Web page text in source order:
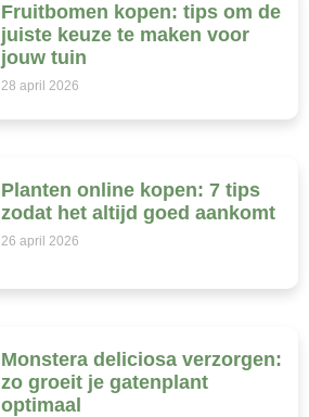
Fruitbomen kopen: tips om de
juiste keuze te maken voor
jouw tuin
28 april 2026
Planten online kopen: 7 tips
zodat het altijd goed aankomt
26 april 2026
Monstera deliciosa verzorgen:
zo groeit je gatenplant
optimaal